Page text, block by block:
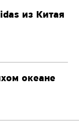
из Китая
океане